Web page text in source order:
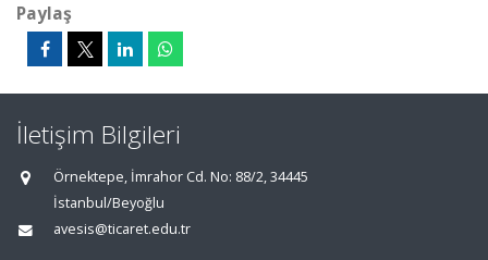
Paylaş
İletişim Bilgileri
Örnektepe, İmrahor Cd. No: 88/2, 34445
İstanbul/Beyoğlu
avesis@ticaret.edu.tr